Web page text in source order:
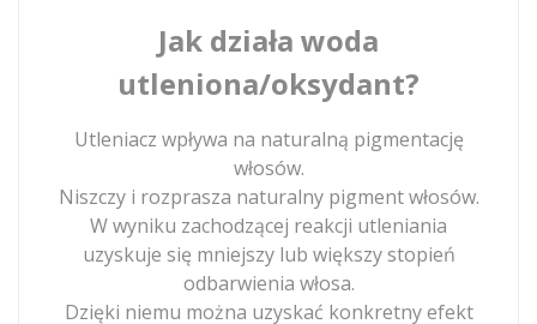
Jak działa woda
utleniona/oksydant?
Utleniacz wpływa na naturalną pigmentację
włosów.
Niszczy i rozprasza naturalny pigment włosów.
W wyniku zachodzącej reakcji utleniania
uzyskuje się mniejszy lub większy stopień
odbarwienia włosa.
Dzięki niemu można uzyskać konkretny efekt